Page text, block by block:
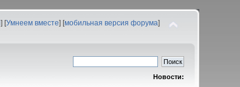
] [Умнеем вместе] [мобильная версия форума]
Новости: